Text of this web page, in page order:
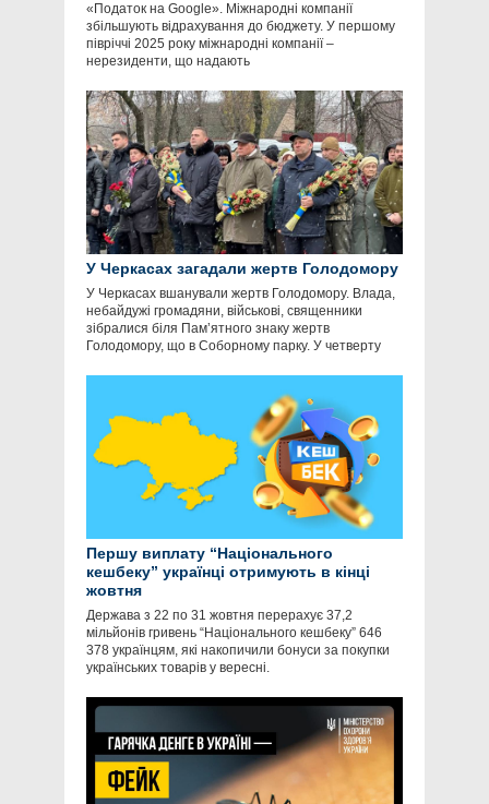
«Податок на Google». Міжнародні компанії
збільшують відрахування до бюджету. У першому
півріччі 2025 року міжнародні компанії –
нерезиденти, що надають
У Черкасах загадали жертв Голодомору
У Черкасах вшанували жертв Голодомору. Влада,
небайдужі громадяни, військові, священники
зібралися біля Пам’ятного знаку жертв
Голодомору, що в Соборному парку. У четверту
Першу виплату “Національного
кешбеку” українці отримують в кінці
жовтня
Держава з 22 по 31 жовтня перерахує 37,2
мільйонів гривень “Національного кешбеку” 646
378 українцям, які накопичили бонуси за покупки
українських товарів у вересні.